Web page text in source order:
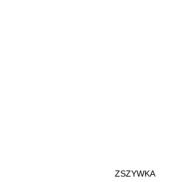
ZSZYWKA